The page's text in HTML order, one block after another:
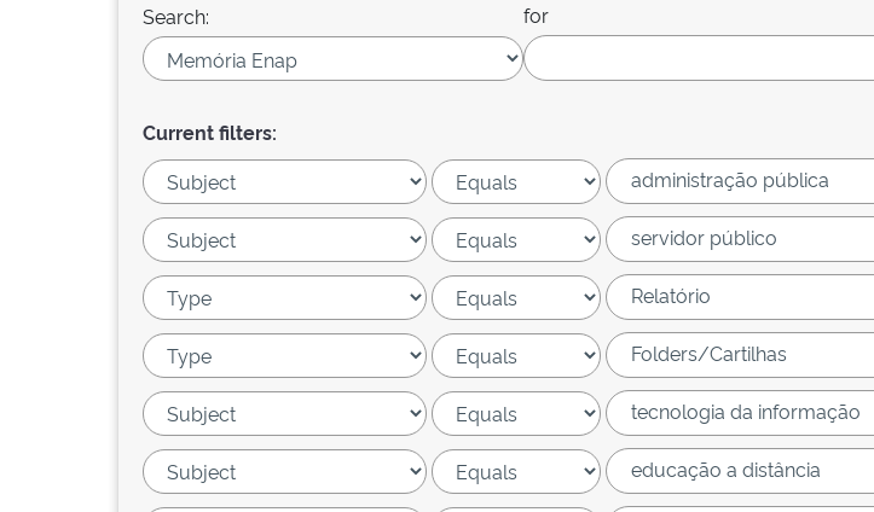
Search: for
Current filters: